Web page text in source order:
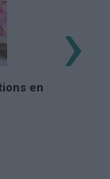
en
›